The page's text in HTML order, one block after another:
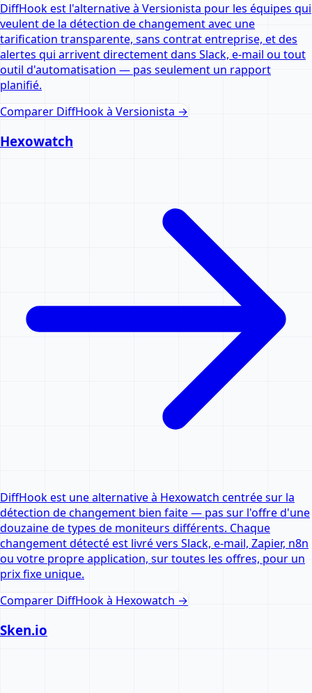
DiffHook est l'alternative à Versionista pour les équipes qui
veulent de la détection de changement avec une
tarification transparente, sans contrat entreprise, et des
alertes qui arrivent directement dans Slack, e-mail ou tout
outil d'automatisation — pas seulement un rapport
planifié.
Comparer DiffHook à Versionista →
Hexowatch
DiffHook est une alternative à Hexowatch centrée sur la
détection de changement bien faite — pas sur l'offre d'une
douzaine de types de moniteurs différents. Chaque
changement détecté est livré vers Slack, e-mail, Zapier, n8n
ou votre propre application, sur toutes les offres, pour un
prix fixe unique.
Comparer DiffHook à Hexowatch →
Sken.io